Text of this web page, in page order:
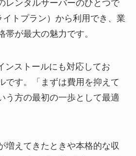
レンタルサーバーのひとつで
トプラン）から利用でき、業
帯が最大の魅力です。
ンストールにも対応してお
です。「まずは費用を抑えて
う方の最初の一歩として最適
増えてきたときや本格的な収